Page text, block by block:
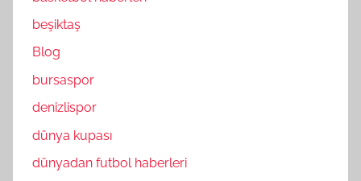
beşiktaş
Blog
bursaspor
denizlispor
dünya kupası
dünyadan futbol haberleri